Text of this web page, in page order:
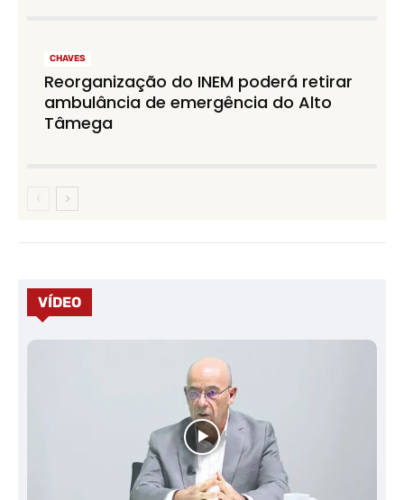
CHAVES
Reorganização do INEM poderá retirar
ambulância de emergência do Alto
Tâmega
VÍDEO